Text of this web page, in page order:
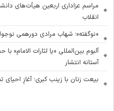
مراسم عزاداری اربعین هیأت‌های
انقلاب
«نوگفته»؛ شهاب مرادی دورهمی
آلبوم بین‌المللی «یا لثارات الامام»
آستانه انتشار
بیعت زنان با زینب کبری؛ آغازِ